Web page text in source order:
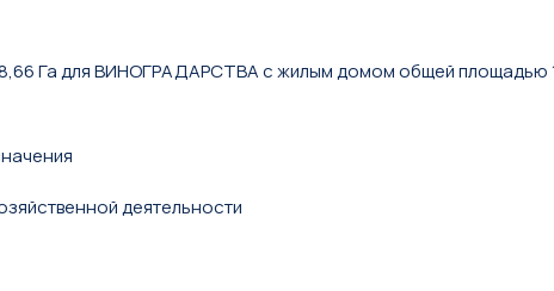
Га для ВИНОГРАДАРСТВА с жилым домом общей площадью
деятельности